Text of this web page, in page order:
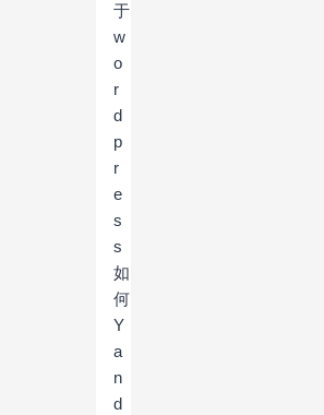
于
w
o
r
d
p
r
e
s
s
如
何
Y
a
n
d